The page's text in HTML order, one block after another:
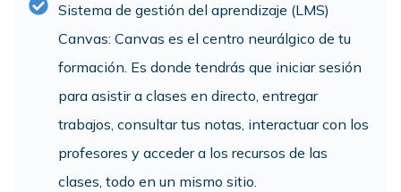
Sistema de gestión del aprendizaje (LMS)
Canvas: Canvas es el centro neurálgico de tu
formación. Es donde tendrás que iniciar sesión
para asistir a clases en directo, entregar
trabajos, consultar tus notas, interactuar con los
profesores y acceder a los recursos de las
clases, todo en un mismo sitio.